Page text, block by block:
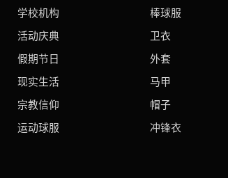
学校机构
活动庆典
假期节日
现实生活
宗教信仰
运动球服
棒球服
卫衣
外套
马甲
帽子
冲锋衣